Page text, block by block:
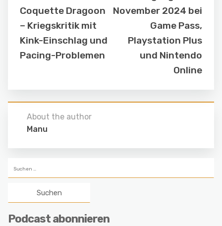
Coquette Dragoon
– Kriegskritik mit
Kink-Einschlag und
Pacing-Problemen
November 2024 bei
Game Pass,
Playstation Plus
und Nintendo
Online
About the author
Manu
nach:
Podcast abonnieren